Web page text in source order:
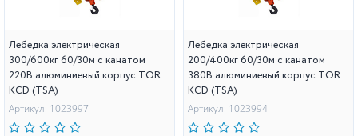
Лебедка электрическая
300/600кг 60/30м с канатом
220В алюминиевый корпус TOR
KCD (TSA)
Артикул: 1023997
Лебедка электрическая
200/400кг 60/30м с канатом
380В алюминиевый корпус TOR
KCD (TSA)
Артикул: 1023994